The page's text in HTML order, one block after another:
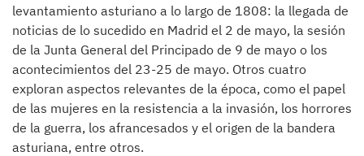
levantamiento asturiano a lo largo de 1808: la llegada de
noticias de lo sucedido en Madrid el 2 de mayo, la sesión
de la Junta General del Principado de 9 de mayo o los
acontecimientos del 23-25 de mayo. Otros cuatro
exploran aspectos relevantes de la época, como el papel
de las mujeres en la resistencia a la invasión, los horrores
de la guerra, los afrancesados y el origen de la bandera
asturiana, entre otros.